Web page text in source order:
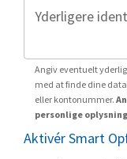
Yderligere
Angiv eventuelt
med at finde dine
eller kontonummer.
personlige
Aktivér Smart